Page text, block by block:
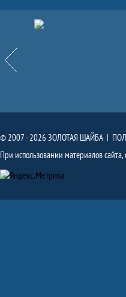
Назад
Партнёры
© 2007 - 2026 ЗОЛОТАЯ ШАЙБА |
При использовании материалов сайта,